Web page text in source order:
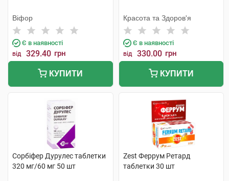
Віфор
Є в наявності
від 329.40 грн
КУПИТИ
Красота та Здоров'я
Є в наявності
від 330.00 грн
КУПИТИ
Сорбіфер Дурулес таблетки
320 мг/60 мг 50 шт
Zest Феррум Ретард
таблетки 30 шт